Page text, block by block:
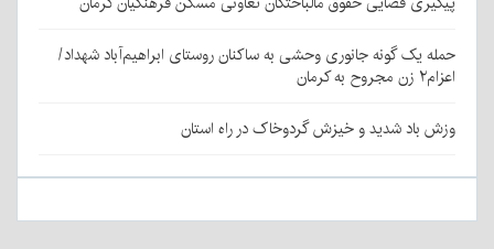
حمله یک گونه جانوری وحشی به ساکنان روستای ابراهیم‌آباد شهداد/
اعزام۲ زن مجروح به کرمان
وزش باد شدید و خیزش گردوخاک در راه استان